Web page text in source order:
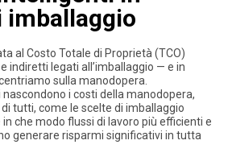
imballaggio
al Costo Totale di Proprietà (TCO)
indiretti legati all’imballaggio — e in
sulla manodopera.
i costi della manodopera,
tutti, come le scelte di imballaggio
che modo flussi di lavoro più efficienti e
generare risparmi significativi in tutta